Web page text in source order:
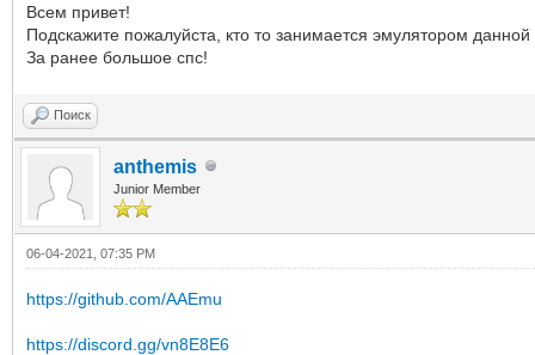
Всем привет!
Подскажите пожалуйста, кто то занимается эмулятором данной
За ранее большое спс!
Поиск
anthemis
Junior Member
06-04-2021, 07:35 PM
https://github.com/AAEmu
https://discord.gg/vn8E8E6